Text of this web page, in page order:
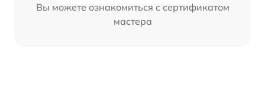
Вы можете ознакомиться с сертификатом
мастера